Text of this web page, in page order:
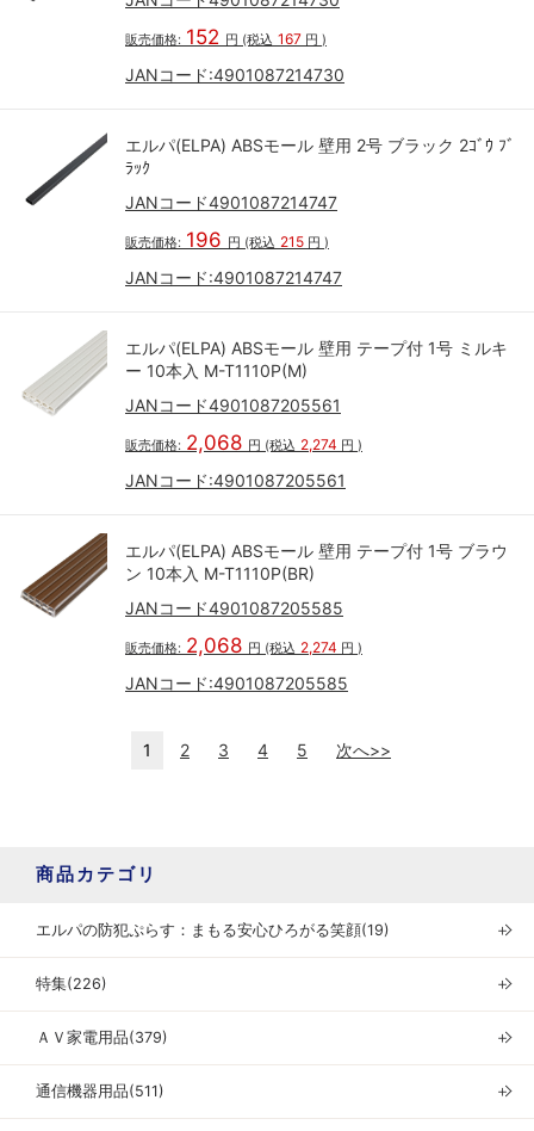
販売価格: 152 円 (税込 167 円 )
JANコード:4901087214730
エルパ(ELPA) ABSモール 壁用 2号 ブラック 2ｺﾞｳ ﾌﾞ
ﾗｯｸ
JANコード4901087214747
販売価格: 196 円 (税込 215 円 )
JANコード:4901087214747
エルパ(ELPA) ABSモール 壁用 テープ付 1号 ミルキ
ー 10本入 M-T1110P(M)
JANコード4901087205561
販売価格: 2,068 円 (税込 2,274 円 )
JANコード:4901087205561
エルパ(ELPA) ABSモール 壁用 テープ付 1号 ブラウ
ン 10本入 M-T1110P(BR)
JANコード4901087205585
販売価格: 2,068 円 (税込 2,274 円 )
JANコード:4901087205585
1 2 3 4 5 次へ>>
商品カテゴリ
エルパの防犯ぷらす：まもる安心ひろがる笑顔(19) ＋
特集(226) ＋
ＡＶ家電用品(379) ＋
通信機器用品(511) ＋